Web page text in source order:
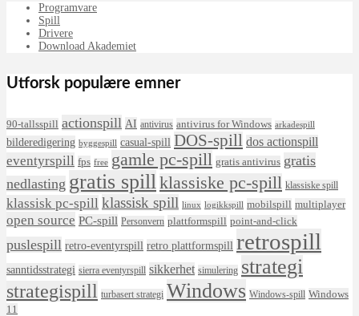
Programvare
Spill
Drivere
Download Akademiet
Utforsk populære emner
90-tallsspill actionspill AI antivirus antivirus for Windows arkadespill
bilderedigering byggespill casual-spill DOS-spill dos actionspill
eventyrspill fps free gamle pc-spill gratis antivirus gratis
nedlasting gratis spillklassiske pc-spill klassiske spill
klassisk pc-spill klassisk spill linux logikkspill mobilspill multiplayer
open source PC-spill Personvern plattformspill point-and-click
puslespill retro-eventyrspill retro plattformspill retrospill
sanntidsstrategi sierra eventyrspill sikkerhet simulering strategi
strategispill turbasert strategi Windows Windows-spill Windows
11